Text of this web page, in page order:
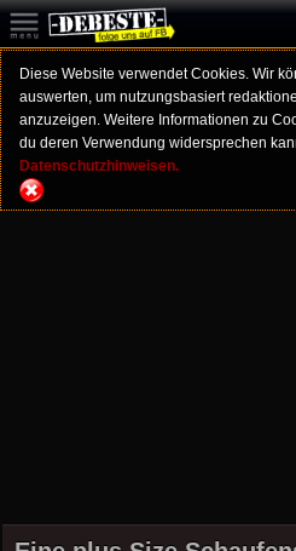
Diese Website verwendet Cookies. Wir
auswerten, um nutzungsbasiert
anzuzeigen. Weitere Informationen zu
du deren Verwendung widersprechen
Datenschutzhinweisen.